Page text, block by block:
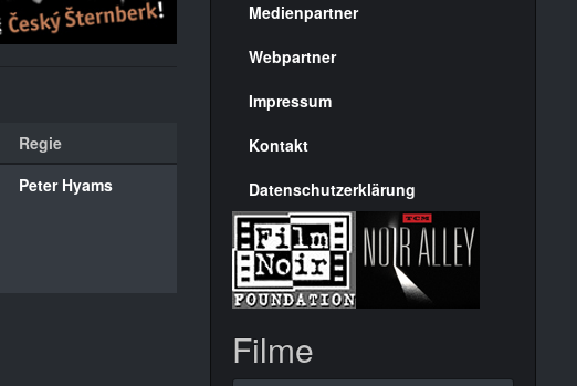
Regie
Peter Hyams
Menülinks
rechte
Seite
Medienpartner
Webpartner
Impressum
Kontakt
Datenschutzerklärung
Filme